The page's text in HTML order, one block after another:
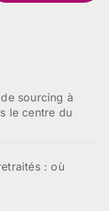
sourcing à
le centre du
: où